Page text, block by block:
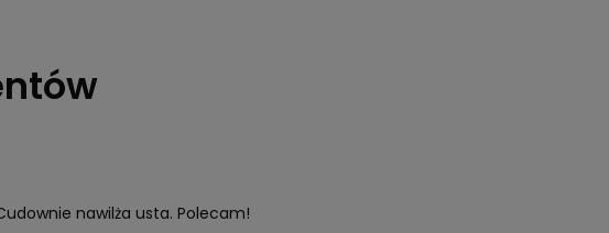
nawilża usta. Polecam!